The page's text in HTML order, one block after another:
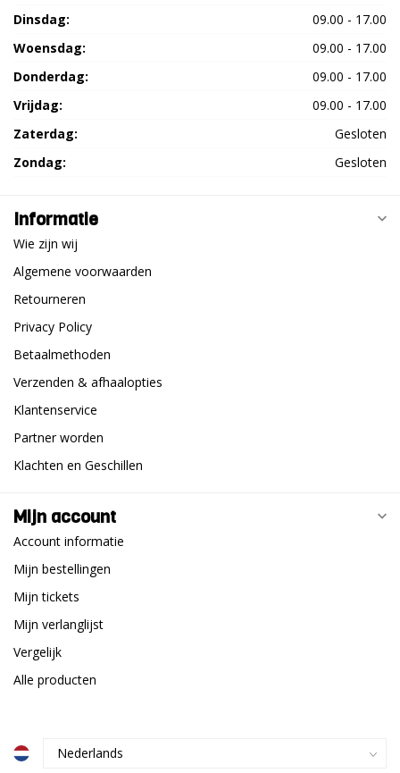
Dinsdag:
09.00 - 17.00
Woensdag:
09.00 - 17.00
Donderdag:
09.00 - 17.00
Vrijdag:
09.00 - 17.00
Zaterdag:
Gesloten
Zondag:
Gesloten
Informatie
Wie zijn wij
Algemene voorwaarden
Retourneren
Privacy Policy
Betaalmethoden
Verzenden & afhaalopties
Klantenservice
Partner worden
Klachten en Geschillen
Mijn account
Account informatie
Mijn bestellingen
Mijn tickets
Mijn verlanglijst
Vergelijk
Alle producten